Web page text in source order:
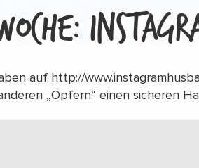
auf http://
„Opfern“ einen sicheren